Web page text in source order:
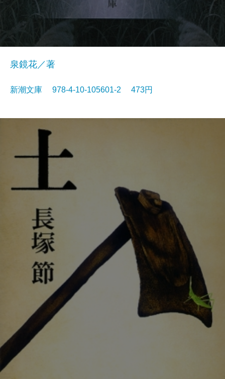
泉鏡花／著
新潮文庫 978-4-10-105601-2 473円